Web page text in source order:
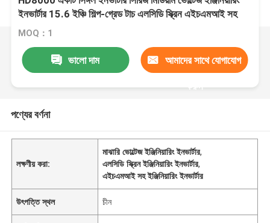
ইনভার্টার 15.6 ইঞ্চি শিল্প-গ্রেড টাচ এলসিডি স্ক্রিন এইচএমআই সহ
MOQ：1
ভালো দাম আমাদের সাথে যোগাযোগ
করুন
পণ্যের বর্ণনা
লক্ষণীয় করা:
মাঝারি ভোল্টেজ ইঞ্জিনিয়ারিং ইনভার্টার,
এলসিডি স্ক্রিন ইঞ্জিনিয়ারিং ইনভার্টার,
এইচএমআই সহ ইঞ্জিনিয়ারিং ইনভার্টার
উৎপত্তি স্থল চীন